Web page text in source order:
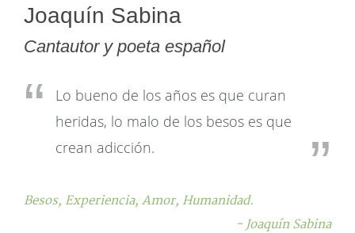
Joaquín Sabina
Cantautor y poeta español
Lo bueno de los años es que curan
heridas, lo malo de los besos es que
crean adicción.
Besos, Experiencia, Amor, Humanidad.
- Joaquín Sabina